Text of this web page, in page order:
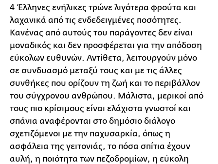
4 Έλληνες ενήλικες τρώνε λιγότερα φρούτα και
λαχανικά από τις ενδεδειγμένες ποσότητες.
Κανένας από αυτούς του παράγοντες δεν είναι
μοναδικός και δεν προσφέρεται για την απόδοση
εύκολων ευθυνών. Αντίθετα, λειτουργούν μόνο
σε συνδυασμό μεταξύ τους και με τις άλλες
συνθήκες που ορίζουν τη ζωή και το περιβάλλον
του σύγχρονου ανθρώπου. Μάλιστα, μερικοί από
τους πιο κρίσιμους είναι ελάχιστα γνωστοί και
σπάνια αναφέρονται στο δημόσιο διάλογο
σχετιζόμενοι με την παχυσαρκία, όπως η
ασφάλεια της γειτονιάς, το πόσα σπίτια έχουν
αυλή, η ποιότητα των πεζοδρομίων, η εύκολη